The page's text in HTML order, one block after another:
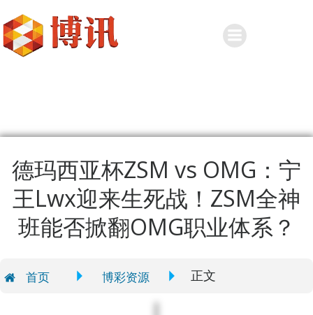
德玛西亚杯ZSM vs OMG：宁
王Lwx迎来生死战！ZSM全神
班能否掀翻OMG职业体系？
首页 博彩资源 正文